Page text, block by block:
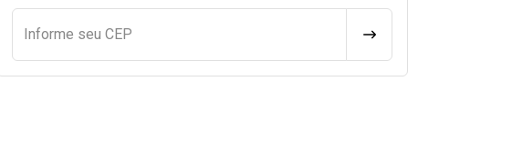
Informe seu CEP CALCULAR FRETE